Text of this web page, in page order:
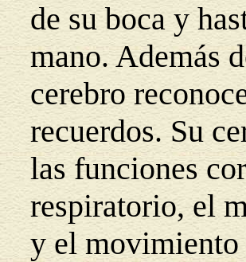
de su boca y
mano. Además
cerebro
recuerdos. Su
las funciones
respiratorio, el
y el movimiento